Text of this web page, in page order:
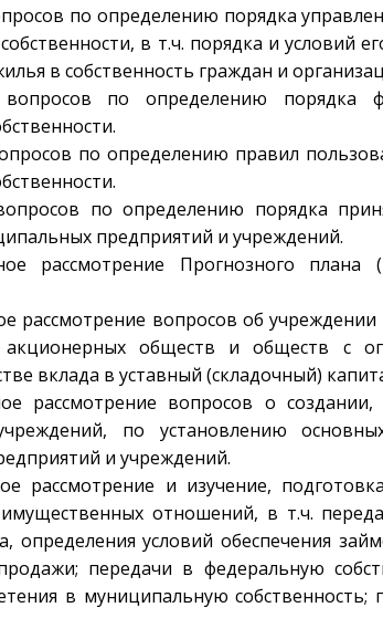
по определению порядка
в т.ч. порядка и условий
в собственность граждан и
вопросов по определению порядка
по определению правил
по определению порядка
предприятий и учреждений.
рассмотрение Прогнозного плана
рассмотрение вопросов об
обществ и обществ с
вклада в уставный (складочный)
рассмотрение вопросов о
по установлению
и учреждений.
рассмотрение и изучение,
отношений, в т.ч.
определения условий обеспечения
передачи в федеральную
в муниципальную